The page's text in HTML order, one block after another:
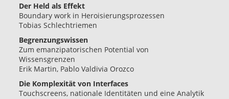
Der Held als Effekt
Boundary work in Heroisierungsprozessen
Tobias Schlechtriemen
Begrenzungswissen
Zum emanzipatorischen Potential von
Wissensgrenzen
Erik Martin, Pablo Valdivia Orozco
Die Komplexität von Interfaces
Touchscreens, nationale Identitäten und eine Analytik